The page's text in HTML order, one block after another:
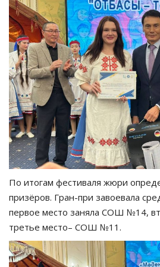
По итогам фестиваля жюри
призёров. Гран-при завоевала
первое место заняла СОШ №14,
третье место– СОШ №11.